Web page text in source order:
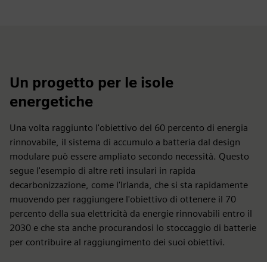
Un progetto per le isole
energetiche
Una volta raggiunto l'obiettivo del 60 percento di energia
rinnovabile, il sistema di accumulo a batteria dal design
modulare può essere ampliato secondo necessità. Questo
segue l'esempio di altre reti insulari in rapida
decarbonizzazione, come l'Irlanda, che si sta rapidamente
muovendo per raggiungere l'obiettivo di ottenere il 70
percento della sua elettricità da energie rinnovabili entro il
2030 e che sta anche procurandosi lo stoccaggio di batterie
per contribuire al raggiungimento dei suoi obiettivi.